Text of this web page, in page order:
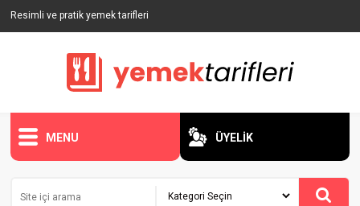
Resimli ve pratik yemek tarifleri
MENU ÜYELİK